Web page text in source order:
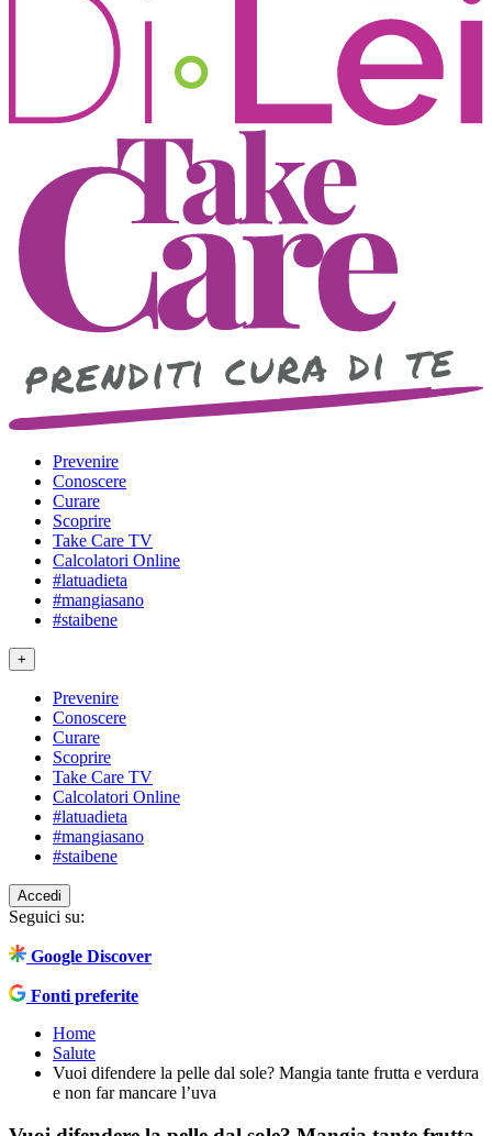
Prevenire
Conoscere
Curare
Scoprire
Take Care TV
Calcolatori Online
#latuadieta
#mangiasano
#staibene
+
Prevenire
Conoscere
Curare
Scoprire
Take Care TV
Calcolatori Online
#latuadieta
#mangiasano
#staibene
Accedi
Seguici su:
Google Discover
Fonti preferite
Home
Salute
Vuoi difendere la pelle dal sole? Mangia tante frutta e verdura
e non far mancare l’uva